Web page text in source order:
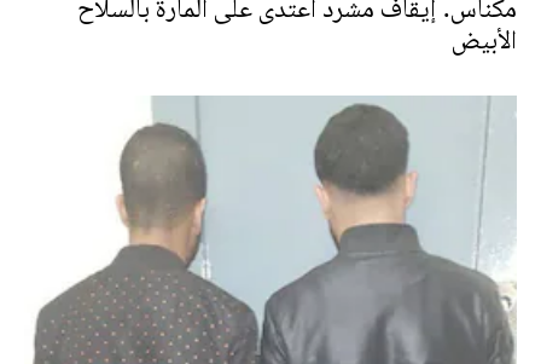
مكناس. إيقاف مشرد اعتدى على المارة بالسلاح
الأبيض